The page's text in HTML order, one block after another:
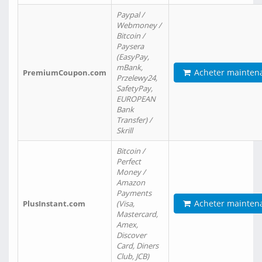
PremiumCoupon.com
Paypal /
Webmoney /
Bitcoin /
Paysera
(EasyPay,
mBank,
Przelewy24,
SafetyPay,
EUROPEAN
Bank
Transfer) /
Skrill
Acheter
PlusInstant.com
Bitcoin /
Perfect
Money /
Amazon
Payments
(Visa,
Mastercard,
Amex,
Discover
Card, Diners
Club, JCB)
Acheter